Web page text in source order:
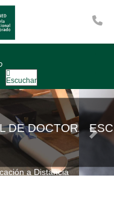
Escuchar
DE DOCTORADO
Doctorado